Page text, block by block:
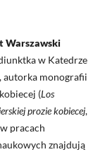
Warszawski
w Katedrze
autorka monografii
(Los
prozie kobiecej,
pracach
znajdują